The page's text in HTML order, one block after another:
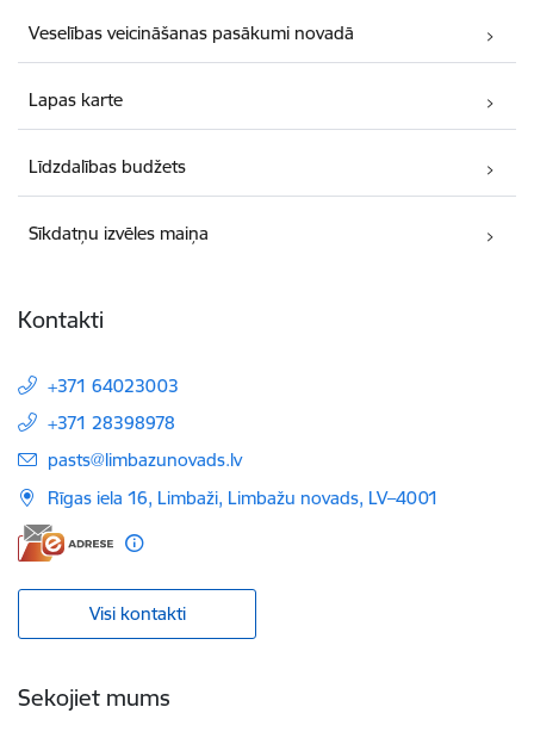
Veselības veicināšanas pasākumi novadā
Lapas karte
Līdzdalības budžets
Sīkdatņu izvēles maiņa
Kontakti
+371 64023003
+371 28398978
E-pasts:
pasts@limbazunovads.lv
Rīgas iela 16, Limbaži, Limbažu novads, LV–4001
Visi kontakti
Sekojiet mums